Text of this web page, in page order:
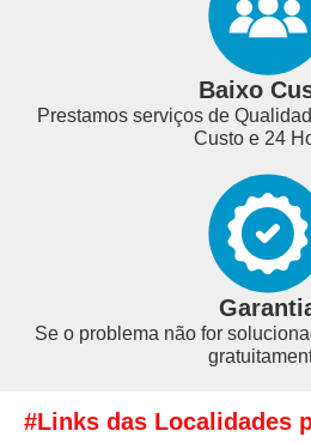
Baixo
Prestamos serviços de
Custo e 24
Se o problema não for
#Links das Localidades